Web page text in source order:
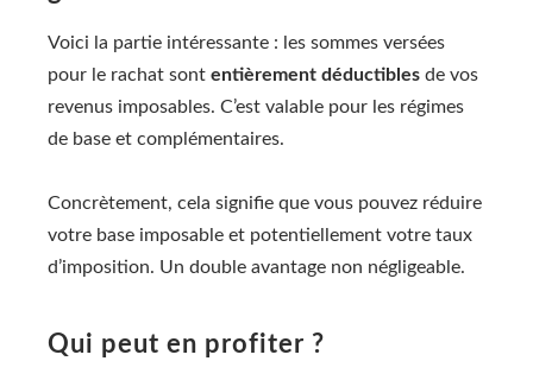
Voici la partie intéressante : les sommes versées
pour le rachat sont entièrement déductibles de vos
revenus imposables. C’est valable pour les régimes
de base et complémentaires.
Concrètement, cela signifie que vous pouvez réduire
votre base imposable et potentiellement votre taux
d’imposition. Un double avantage non négligeable.
Qui peut en profiter ?